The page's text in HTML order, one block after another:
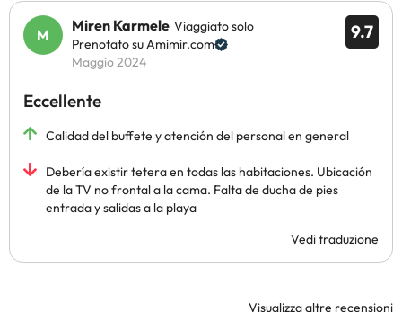
9.7
Miren Karmele Viaggiato solo
Prenotato su Amimir.com
Maggio 2024
Eccellente
Calidad del buffete y atención del personal en general
Debería existir tetera en todas las habitaciones. Ubicación
de la TV no frontal a la cama. Falta de ducha de pies
entrada y salidas a la playa
Vedi traduzione
Visualizza altre recensioni